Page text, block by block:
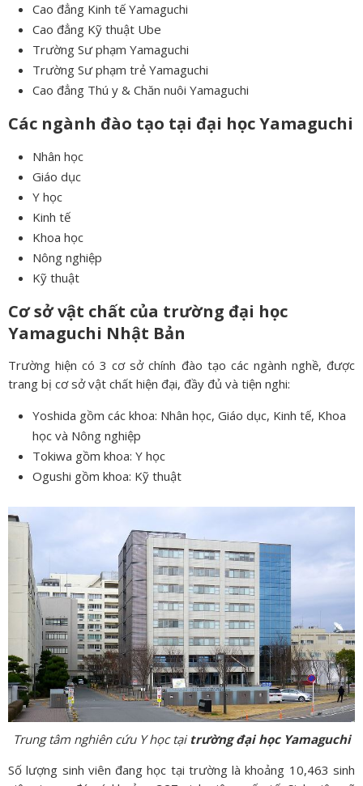
Cao đẳng Kinh tế Yamaguchi
Cao đẳng Kỹ thuật Ube
Trường Sư phạm Yamaguchi
Trường Sư phạm trẻ Yamaguchi
Cao đẳng Thú y & Chăn nuôi Yamaguchi
Các ngành đào tạo tại đại học Yamaguchi
Nhân học
Giáo dục
Y học
Kinh tế
Khoa học
Nông nghiệp
Kỹ thuật
Cơ sở vật chất của trường đại học
Yamaguchi Nhật Bản
Trường hiện có 3 cơ sở chính đào tạo các ngành nghề, được
trang bị cơ sở vật chất hiện đại, đầy đủ và tiện nghi:
Yoshida gồm các khoa: Nhân học, Giáo dục, Kinh tế, Khoa
học và Nông nghiệp
Tokiwa gồm khoa: Y học
Ogushi gồm khoa: Kỹ thuật
Trung tâm nghiên cứu Y học tại trường đại học Yamaguchi
Số lượng sinh viên đang học tại trường là khoảng 10,463 sinh